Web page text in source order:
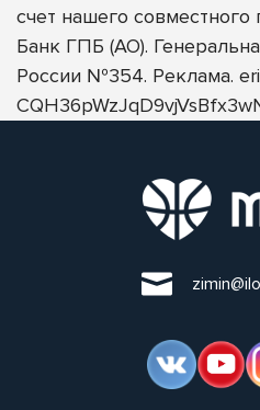
счет нашего совместного
Банк ГПБ (АО).
России №354. Реклама.